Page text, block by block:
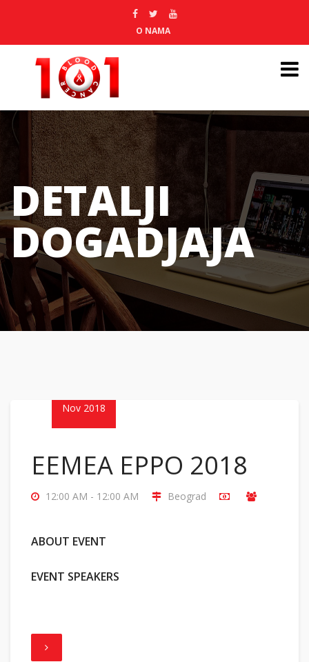
O NAMA
DETALJI
DOGADJAJA
Nov 2018
EEMEA EPPO 2018
12:00 AM - 12:00 AM Beograd
ABOUT EVENT
EVENT SPEAKERS